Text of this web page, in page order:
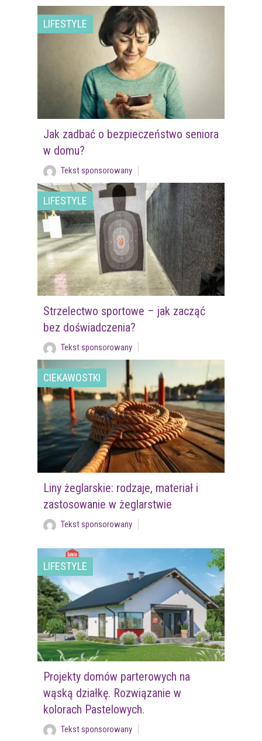
LIFESTYLE
Jak zadbać o bezpieczeństwo seniora
w domu?
Tekst sponsorowany
LIFESTYLE
Strzelectwo sportowe – jak zacząć
bez doświadczenia?
Tekst sponsorowany
CIEKAWOSTKI
Liny żeglarskie: rodzaje, materiał i
zastosowanie w żeglarstwie
Tekst sponsorowany
LIFESTYLE
Projekty domów parterowych na
wąską działkę. Rozwiązanie w
kolorach Pastelowych.
Tekst sponsorowany